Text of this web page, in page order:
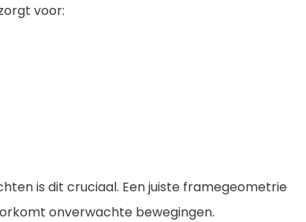
voor:
is dit cruciaal. Een juiste framegeometrie
onverwachte bewegingen.